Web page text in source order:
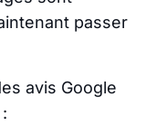
passer
avis Google